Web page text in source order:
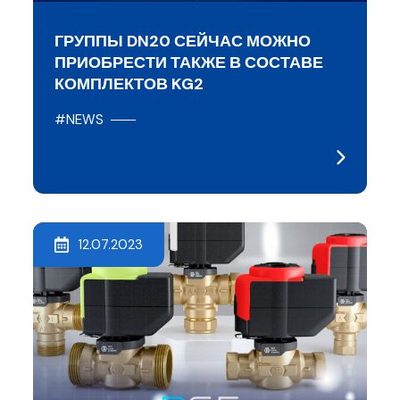
ГРУППЫ DN20 СЕЙЧАС МОЖНО
ПРИОБРЕСТИ ТАКЖЕ В СОСТАВЕ
КОМПЛЕКТОВ KG2
#NEWS
12.07.2023